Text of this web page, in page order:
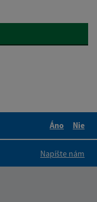
Áno
Nie
Napíšte nám